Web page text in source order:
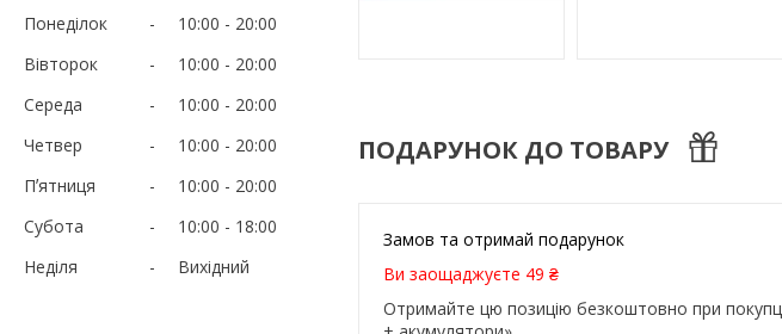
Понеділок 10:00
20:00
Вівторок
10:00
20:00
Середа
10:00
20:00
Четвер
10:00
20:00
Пʼятниця
10:00
20:00
Субота
10:00
18:00
Неділя
Вихідний
ПОДАРУНОК ДО ТОВАРУ
Замов та отримай подарунок
Ви заощаджуєте 49 ₴
Отримайте цю позицію безкоштовно при